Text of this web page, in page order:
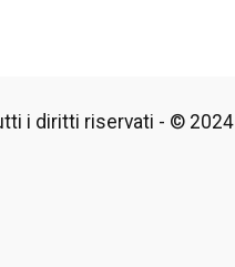
i diritti riservati - © 2024